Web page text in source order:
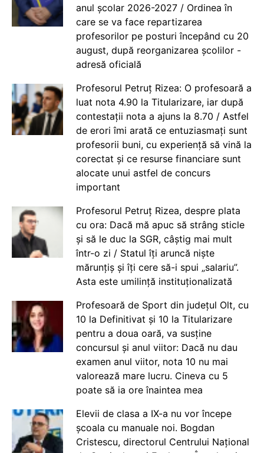
anul școlar 2026-2027 / Ordinea în
care se va face repartizarea
profesorilor pe posturi începând cu 20
august, după reorganizarea școlilor -
adresă oficială
Profesorul Petruț Rizea: O profesoară a
luat nota 4.90 la Titularizare, iar după
contestații nota a ajuns la 8.70 / Astfel
de erori îmi arată ce entuziasmați sunt
profesorii buni, cu experiență să vină la
corectat și ce resurse financiare sunt
alocate unui astfel de concurs
important
Profesorul Petruț Rizea, despre plata
cu ora: Dacă mă apuc să strâng sticle
și să le duc la SGR, câștig mai mult
într-o zi / Statul îți aruncă niște
mărunțiș și îți cere să-i spui „salariu”.
Asta este umilință instituționalizată
Profesoară de Sport din județul Olt, cu
10 la Definitivat și 10 la Titularizare
pentru a doua oară, va susține
concursul și anul viitor: Dacă nu dau
examen anul viitor, nota 10 nu mai
valorează mare lucru. Cineva cu 5
poate să ia ore înaintea mea
Elevii de clasa a IX-a nu vor începe
școala cu manuale noi. Bogdan
Cristescu, directorul Centrului Național